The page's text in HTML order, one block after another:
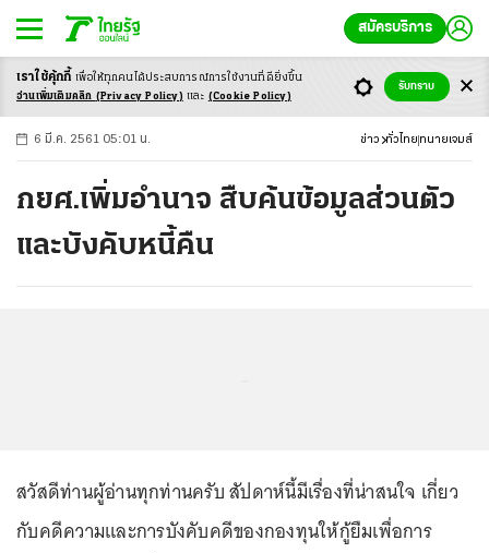
สมัครบริการ
-ก ก ก+
6 มี.ค. 2561 05:01 น. ข่าว ทั่วไทย ทนายเจมส์
กยศ.เพิ่มอำนาจ สืบค้นข้อมูลส่วนตัว
และบังคับหนี้คืน
สวัสดีท่านผู้อ่านทุกท่านครับ สัปดาห์นี้มีเรื่องที่น่าสนใจ เกี่ยว
กับคดีความและการบังคับคดีของกองทุนให้กู้ยืมเพื่อการ
เราใช้คุ้กกี้ เพื่อให้ทุกคนได้ประสบการณ์การใช้งานที่ดียิ่งขึ้น
อ่านเพิ่มเติมคลิก (Privacy Policy) และ (Cookie Policy)
รับทราบ